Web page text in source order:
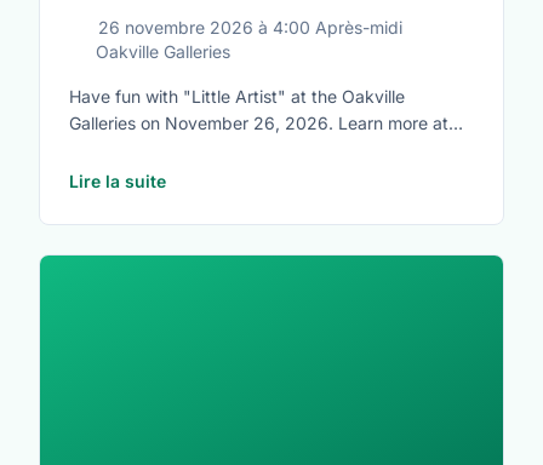
26 novembre 2026 à 4:00 Après-midi
Oakville Galleries
Have fun with "Little Artist" at the Oakville
Galleries on November 26, 2026. Learn more at
Lire la suite